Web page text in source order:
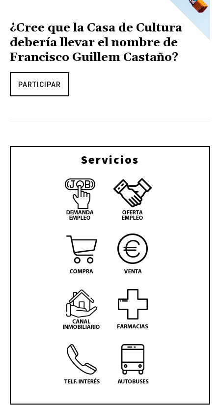
¿Cree que la Casa de Cultura
debería llevar el nombre de
Francisco Guillem Castaño?
PARTICIPAR
Servicios